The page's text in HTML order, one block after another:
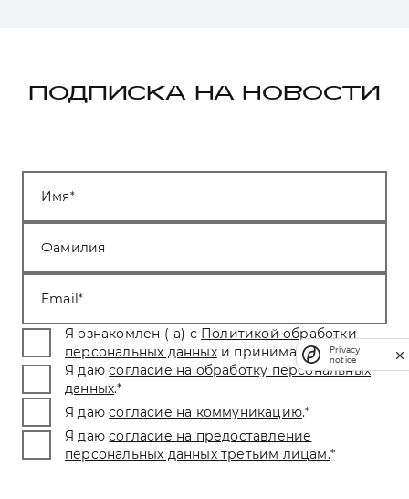
ПОДПИСКА НА НОВОСТИ
Имя
Фамилия
Email
Я ознакомлен (-а) с Политикой обработки
персональных данных и принимаю условия.
Я даю согласие на обработку персональных
данных.*
Я даю согласие на коммуникацию.*
Я даю согласие на предоставление
персональных данных третьим лицам.*
Privacy
notice